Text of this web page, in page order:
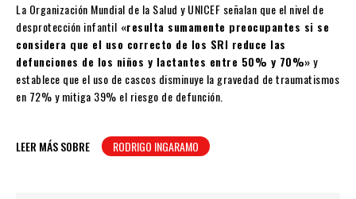
La Organización Mundial de la Salud y UNICEF señalan que el nivel de
desprotección infantil «resulta sumamente preocupantes si se
considera que el uso correcto de los SRI reduce las
defunciones de los niños y lactantes entre 50% y 70%»y
establece que el uso de cascos disminuye la gravedad de traumatismos
en 72% y mitiga 39% el riesgo de defunción.
LEER MÁS SOBRE RODRIGO INGARAMO